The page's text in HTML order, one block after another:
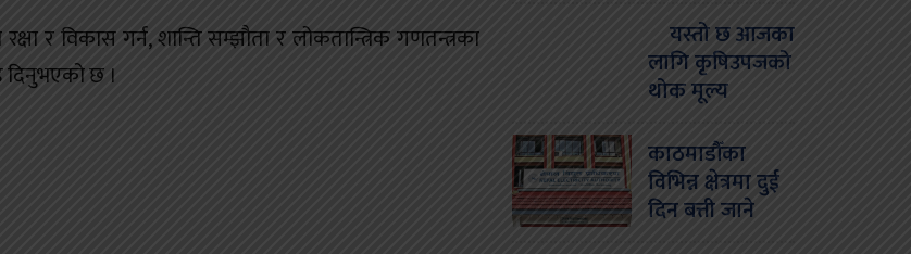
र विकास गर्न, शान्ति सम्झौता र लोकतान्त्रिक गणतन्त्रका
दिनुभएको छ ।
यस्तो छ आजका
लागि कृषिउपजको
थोक मूल्य
काठमाडौँका
विभिन्न क्षेत्रमा दुई
दिन बत्ती जाने